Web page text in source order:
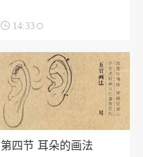
 14:33
第四节 耳朵的画法